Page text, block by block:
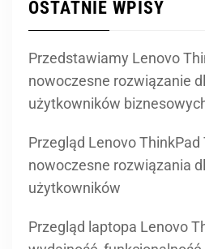
nowoczesne rozwiązanie
użytkowników biznesowych
Przegląd Lenovo ThinkPad
nowoczesne rozwiązania
użytkowników
Przegląd laptopa Lenovo
wydajność, funkcjonalność
jednym urządzeniu
Asus ExpertBook B3 Flip